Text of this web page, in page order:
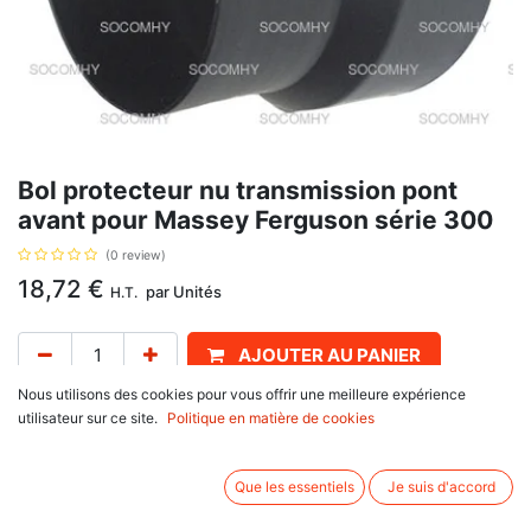
Bol protecteur nu transmission pont
avant pour Massey Ferguson série 300
(0 review)
18,72 € H.T. par Unités
AJOUTER AU PANIER
Délai de livraison : 1 semaine
monte sur Massey Ferguson série 300 : 362, 375, 390, 398, 399
Nous utilisons des cookies pour vous offrir une meilleure expérience
utilisateur sur ce site.
Politique en matière de cookies
Que les essentiels Je suis d'accord